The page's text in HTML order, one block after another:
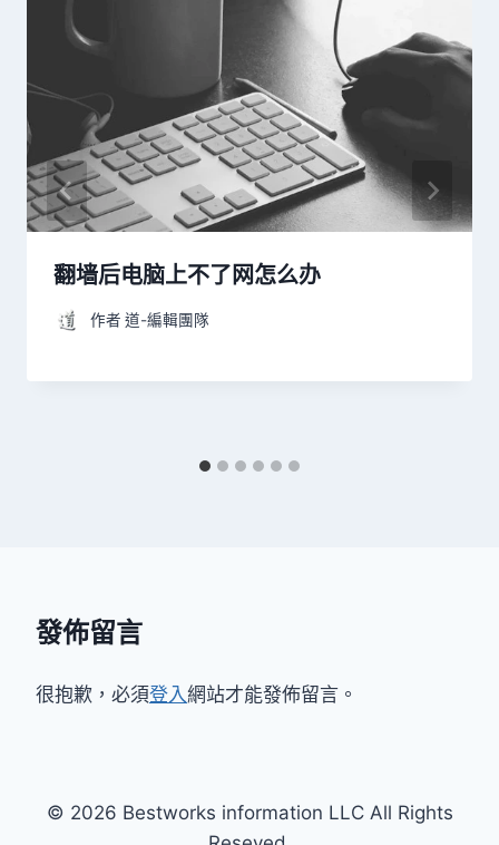
翻墙后电脑上不了网怎么办
作者 道-編輯團隊
發佈留言
很抱歉，必須登入網站才能發佈留言。
© 2026 Bestworks information LLC All Rights